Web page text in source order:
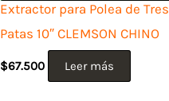
Extractor para Polea de Tres
Patas 10″ CLEMSON CHINO
$67.500 Leer más